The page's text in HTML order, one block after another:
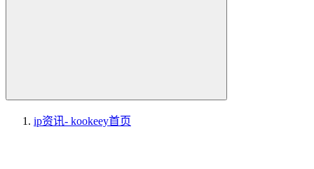
ip资讯- kookeey首页